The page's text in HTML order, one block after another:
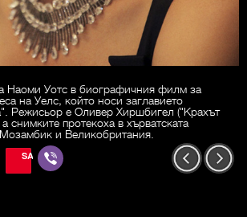
Наоми Уотс в биографичния филм за
на Уелс, който носи заглавието
Режисьор е Оливер Хиршбигел ("Крахът
снимките протекоха в хърватската
и Великобритания.
SAVE